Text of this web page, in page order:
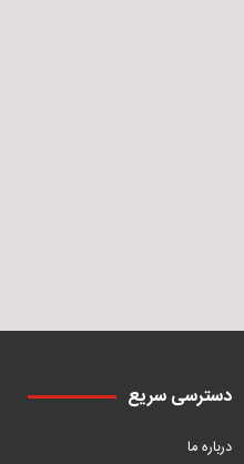
دسترسی سریع
درباره ما